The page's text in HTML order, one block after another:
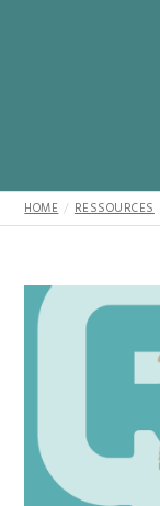
HOME RESSOURCES